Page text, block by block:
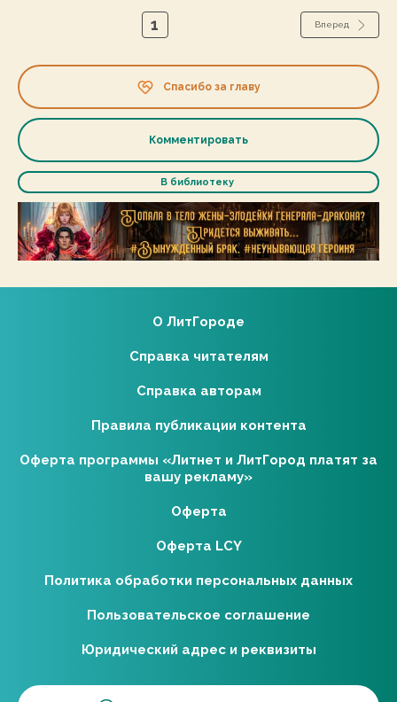
1 Вперед
Спасибо за главу
Комментировать
В библиотеку
О ЛитГороде
Справка читателям
Справка авторам
Правила публикации контента
Оферта программы «Литнет и ЛитГород платят за
вашу рекламу»
Оферта
Оферта LCY
Политика обработки персональных данных
Пользовательское соглашение
Юридический адрес и реквизиты